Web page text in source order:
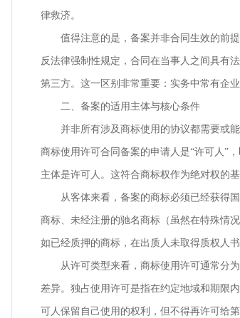
律救济。
值得注意的是，备案并非合同生效的前
反法律强制性规定，合同在当事人之间具有
第三方。这一区别非常重要：实务中常有企
二、备案的适用主体与核心条件
并非所有涉及商标使用的协议都需要或
商标使用许可合同备案的申请人是“许可人”
主体是许可人。这符合商标权作为绝对权的
从客体来看，备案的商标必须已经获得
商标、未经注册的驰名商标（虽然在特殊情
如已经质押的商标，在出质人未取得质权人
从许可类型来看，商标使用许可通常分
差异。独占使用许可是指在约定地域和期限
可人保留自己使用的权利，但不得再许可给